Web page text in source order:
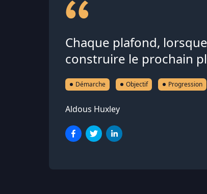
Chaque plafond,
construire le prochain
Démarche Objectif Progression
Aldous Huxley